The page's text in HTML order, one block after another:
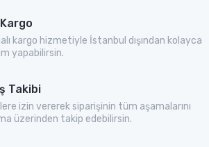
kargo hizmetiyle İstanbul dışından kolayca
yapabilirsin.
Takibi
izin vererek siparişinin tüm aşamalarını
üzerinden takip edebilirsin.